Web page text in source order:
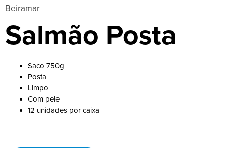
Beiramar
Salmão Posta
Saco 750g
Posta
Limpo
Com pele
12 unidades por caixa